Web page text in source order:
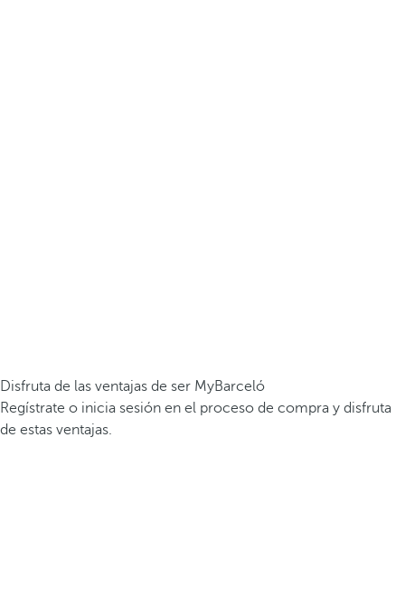
Disfruta de las ventajas de ser MyBarceló
Regístrate o inicia sesión en el proceso de compra y disfruta
de estas ventajas.